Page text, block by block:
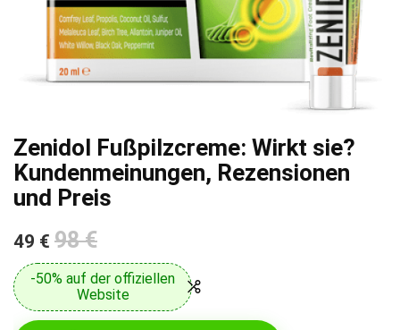
Zenidol Fußpilzcreme: Wirkt sie?
Kundenmeinungen, Rezensionen
und Preis
49 € 98 €
-50% auf der offiziellen
Website